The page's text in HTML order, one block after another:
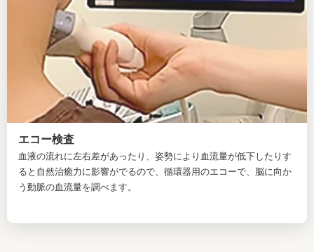
エコー検査
血液の流れに左右差があったり、姿勢により血流量が低下したりす
ると自然治癒力に影響がでるので、循環器用のエコーで、脳に向か
う動脈の血流量を調べます。